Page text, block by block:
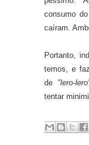
consumo
caíram.
Portanto,
temos, e
de "lero-
tentar